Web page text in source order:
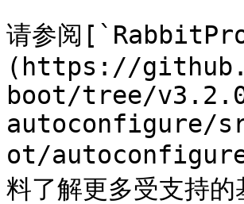
请参阅
(https://
boot/tree/
autoconfigure/
ot/
料了解更多受支持